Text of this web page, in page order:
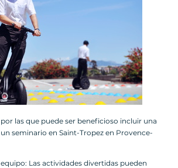
las que puede ser beneficioso incluir una
seminario en Saint-Tropez en Provence-
Las actividades divertidas pueden